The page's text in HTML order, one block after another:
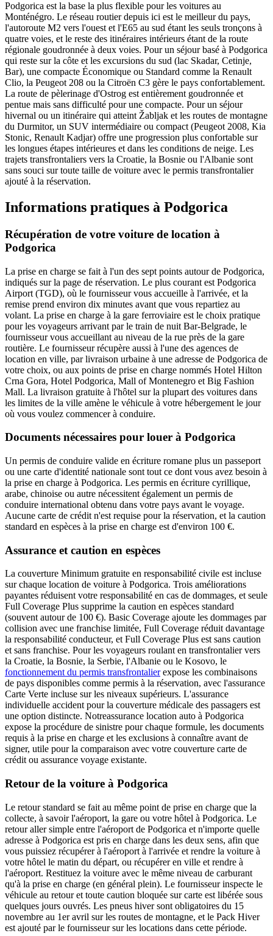
Podgorica est la base la plus flexible pour les voitures au
Monténégro. Le réseau routier depuis ici est le meilleur du pays,
l'autoroute M2 vers l'ouest et l'E65 au sud étant les seuls tronçons à
quatre voies, et le reste des itinéraires intérieurs étant de la route
régionale goudronnée à deux voies. Pour un séjour basé à Podgorica
qui reste sur la côte et les excursions du sud (lac Skadar, Cetinje,
Bar), une compacte Économique ou Standard comme la Renault
Clio, la Peugeot 208 ou la Citroën C3 gère le pays confortablement.
La route de pèlerinage d'Ostrog est entièrement goudronnée et
pentue mais sans difficulté pour une compacte. Pour un séjour
hivernal ou un itinéraire qui atteint Žabljak et les routes de montagne
du Durmitor, un SUV intermédiaire ou compact (Peugeot 2008, Kia
Stonic, Renault Kadjar) offre une progression plus confortable sur
les longues étapes intérieures et dans les conditions de neige. Les
trajets transfrontaliers vers la Croatie, la Bosnie ou l'Albanie sont
sans souci sur toute taille de voiture avec le permis transfrontalier
ajouté à la réservation.
Informations pratiques à Podgorica
Récupération de votre voiture de location à
Podgorica
La prise en charge se fait à l'un des sept points autour de Podgorica,
indiqués sur la page de réservation. Le plus courant est Podgorica
Airport (TGD), où le fournisseur vous accueille à l'arrivée, et la
remise prend environ dix minutes avant que vous repartiez au
volant. La prise en charge à la gare ferroviaire est le choix pratique
pour les voyageurs arrivant par le train de nuit Bar-Belgrade, le
fournisseur vous accueillant au niveau de la rue près de la gare
routière. Le fournisseur récupère aussi à l'une des agences de
location en ville, par livraison urbaine à une adresse de Podgorica de
votre choix, ou aux points de prise en charge nommés Hotel Hilton
Crna Gora, Hotel Podgorica, Mall of Montenegro et Big Fashion
Mall. La livraison gratuite à l'hôtel sur la plupart des voitures dans
les limites de la ville amène le véhicule à votre hébergement le jour
où vous voulez commencer à conduire.
Documents nécessaires pour louer à Podgorica
Un permis de conduire valide en écriture romane plus un passeport
ou une carte d'identité nationale sont tout ce dont vous avez besoin à
la prise en charge à Podgorica. Les permis en écriture cyrillique,
arabe, chinoise ou autre nécessitent également un permis de
conduire international obtenu dans votre pays avant le voyage.
Aucune carte de crédit n'est requise pour la réservation, et la caution
standard en espèces à la prise en charge est d'environ 100 €.
Assurance et caution en espèces
La couverture Minimum gratuite en responsabilité civile est incluse
sur chaque location de voiture à Podgorica. Trois améliorations
payantes réduisent votre responsabilité en cas de dommages, et seule
Full Coverage Plus supprime la caution en espèces standard
(souvent autour de 100 €). Basic Coverage ajoute les dommages par
collision avec une franchise limitée, Full Coverage réduit davantage
la responsabilité conducteur, et Full Coverage Plus est sans caution
et sans franchise. Pour les voyageurs roulant en transfrontalier vers
la Croatie, la Bosnie, la Serbie, l'Albanie ou le Kosovo, le
fonctionnement du permis transfrontalierexpose les combinaisons
de pays disponibles comme permis à la réservation, avec l'assurance
Carte Verte incluse sur les niveaux supérieurs. L'assurance
individuelle accident pour la couverture médicale des passagers est
une option distincte. Notreassurance location auto à Podgorica
expose la procédure de sinistre pour chaque formule, les documents
requis à la prise en charge et les exclusions à connaître avant de
signer, utile pour la comparaison avec votre couverture carte de
crédit ou assurance voyage existante.
Retour de la voiture à Podgorica
Le retour standard se fait au même point de prise en charge que la
collecte, à savoir l'aéroport, la gare ou votre hôtel à Podgorica. Le
retour aller simple entre l'aéroport de Podgorica et n'importe quelle
adresse à Podgorica est pris en charge dans les deux sens, afin que
vous puissiez récupérer à l'aéroport à l'arrivée et rendre la voiture à
votre hôtel le matin du départ, ou récupérer en ville et rendre à
l'aéroport. Restituez la voiture avec le même niveau de carburant
qu'à la prise en charge (en général plein). Le fournisseur inspecte le
véhicule au retour et toute caution bloquée sur carte est libérée sous
quelques jours ouvrés. Les pneus hiver sont obligatoires du 15
novembre au 1er avril sur les routes de montagne, et le Pack Hiver
est ajouté par le fournisseur sur les locations dans cette période.